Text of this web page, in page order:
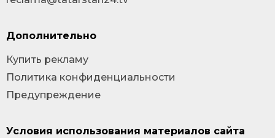
Условия использования материалов сайта
Дополнительно
Купить рекламу
Политика конфиденциальности
Предупреждение